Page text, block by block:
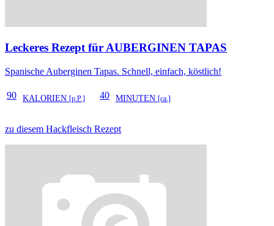
Leckeres Rezept für AUBERGINEN TAPAS
Spanische Auberginen Tapas. Schnell, einfach, köstlich!
90 KALORIEN [p.P.] 40 MINUTEN [ca.]
zu diesem Hackfleisch Rezept